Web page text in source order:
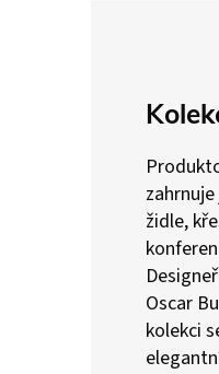
židle,
Oscar
kolekci